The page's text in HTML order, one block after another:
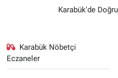
Karabük'de
Karabük Nöbetçi
Eczaneler